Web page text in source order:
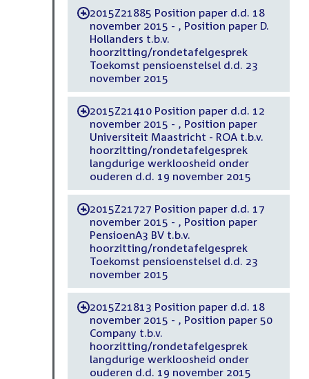
-2015Z21885 Position paper d.d. 18
november 2015 - , Position paper D.
Hollanders t.b.v.
hoorzitting/rondetafelgesprek
Toekomst pensioenstelsel d.d. 23
november 2015
-2015Z21410 Position paper d.d. 12
november 2015 - , Position paper
Universiteit Maastricht - ROA t.b.v.
hoorzitting/rondetafelgesprek
langdurige werkloosheid onder
ouderen d.d. 19 november 2015
-2015Z21727 Position paper d.d. 17
november 2015 - , Position paper
PensioenA3 BV t.b.v.
hoorzitting/rondetafelgesprek
Toekomst pensioenstelsel d.d. 23
november 2015
-2015Z21813 Position paper d.d. 18
november 2015 - , Position paper 50
Company t.b.v.
hoorzitting/rondetafelgesprek
langdurige werkloosheid onder
ouderen d.d. 19 november 2015